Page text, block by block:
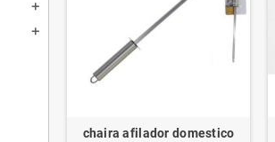
add
add
chaira afilador domestico